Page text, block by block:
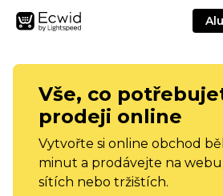
Vše, co
prodeji online
Vytvořte si online obchod
minut a prodávejte na
sítích nebo tržištích.